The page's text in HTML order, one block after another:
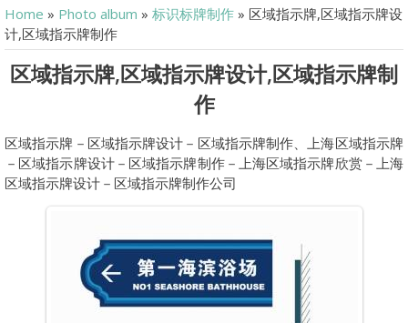
Home » Photo album » 标识标牌制作 » 区域指示牌,区域指示牌设
计,区域指示牌制作
区域指示牌,区域指示牌设计,区域指示牌制
作
区域指示牌－区域指示牌设计－区域指示牌制作、上海区域指示牌
－区域指示牌设计－区域指示牌制作－上海区域指示牌欣赏－上海
区域指示牌设计－区域指示牌制作公司